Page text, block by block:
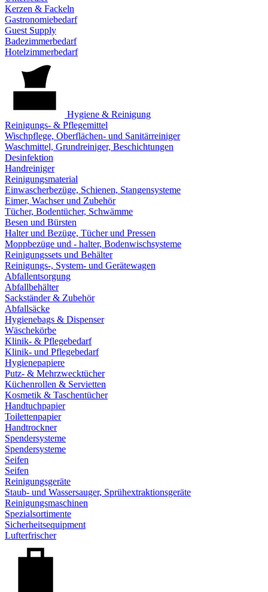
Kerzen & Fackeln
Gastronomiebedarf
Guest Supply
Badezimmerbedarf
Hotelzimmerbedarf
Hygiene & Reinigung
Reinigungs- & Pflegemittel
Wischpflege, Oberflächen- und Sanitärreiniger
Waschmittel, Grundreiniger, Beschichtungen
Desinfektion
Handreiniger
Reinigungsmaterial
Einwascherbezüge, Schienen, Stangensysteme
Eimer, Wachser und Zubehör
Tücher, Bodentücher, Schwämme
Besen und Bürsten
Halter und Bezüge, Tücher und Pressen
Moppbezüge und - halter, Bodenwischsysteme
Reinigungssets und Behälter
Reinigungs-, System- und Gerätewagen
Abfallentsorgung
Abfallbehälter
Sackständer & Zubehör
Abfallsäcke
Hygienebags & Dispenser
Wäschekörbe
Klinik- & Pflegebedarf
Klinik- und Pflegebedarf
Hygienepapiere
Putz- & Mehrzwecktücher
Küchenrollen & Servietten
Kosmetik & Taschentücher
Handtuchpapier
Toilettenpapier
Handtrockner
Spendersysteme
Spendersysteme
Seifen
Seifen
Reinigungsgeräte
Staub- und Wassersauger, Sprühextraktionsgeräte
Reinigungsmaschinen
Spezialsortimente
Sicherheitsequipment
Lufterfrischer